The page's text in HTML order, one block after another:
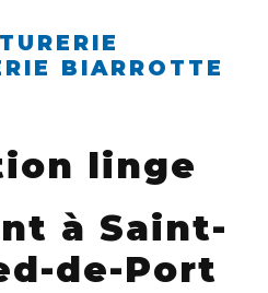
BIARROTTE
linge
à Saint-
de-Port